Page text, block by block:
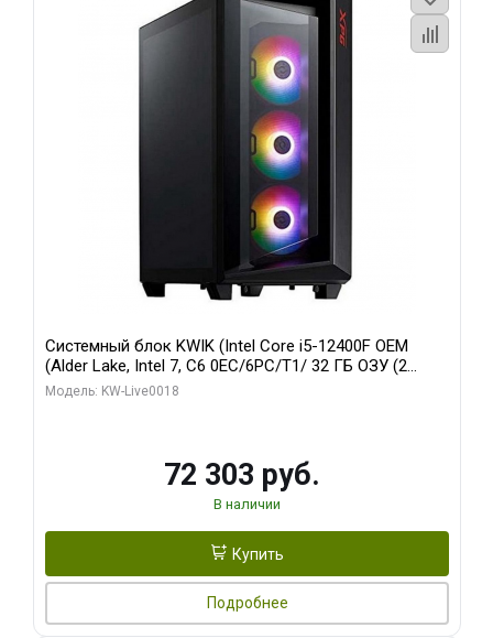
Системный блок KWIK (Intel Core i5-12400F OEM
(Alder Lake, Intel 7, C6 0EC/6PC/T1/ 32 ГБ ОЗУ (2
модуля)/ Ninja Sinotex GTX1660 SUPER 6GB GDDR6
Модель: KW-Live0018
72 303 руб.
В наличии
Купить
Подробнее